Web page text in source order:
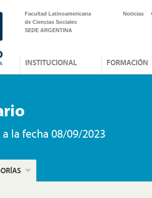
Facultad Latinoamericana
de Ciencias Sociales
SEDE ARGENTINA
Noticias
INSTITUCIONAL FORMACIÓN
la fecha 08/09/2023